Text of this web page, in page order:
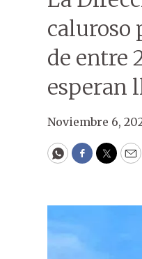
caluroso
de entre
esperan
Noviembre 6,
WhatsApp
Facebook